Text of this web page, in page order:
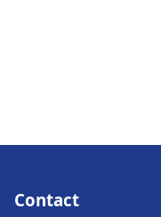
Contact